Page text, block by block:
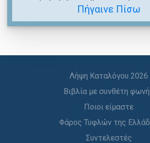
Πήγαινε Πίσω
Λήψη Καταλόγου 2026
Βιβλία με συνθέτη
Ποιοι είμαστε
Φάρος Τυφλών της
Συντελεστές